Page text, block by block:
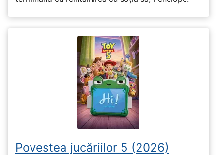
Povestea jucăriilor 5 (2026)